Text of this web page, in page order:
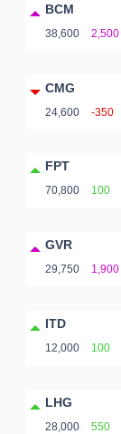
BCM
38,600 2,500
CMG
24,600 -350
FPT
70,800 100
GVR
29,750 1,900
ITD
12,000 100
LHG
28,000 550